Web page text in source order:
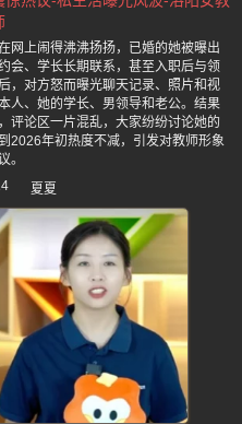
网上闹得沸沸扬扬，已婚的她被曝出
会、学长长期联系，甚至入职后与领
，对方怒而曝光聊天记录、照片和视
人、她的学长、男领导和老公。结果
评论区一片混乱，大家纷纷讨论她的
2026年初热度不减，引发对教师形象
。
夏夏